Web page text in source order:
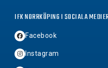
IFK NORRKÖPING I SOCIALA
Facebook
Instagram